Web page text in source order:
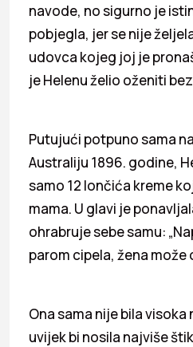
navode, no sigurno je
pobjegla, jer se nije
udovca kojeg joj je
je Helenu želio oženiti
Putujući potpuno sama
Australiju 1896. godine,
samo 12 lončića kreme
mama. U glavi je
ohrabruje sebe samu:
parom cipela, žena može
Ona sama nije bila visoka
uvijek bi nosila najviše